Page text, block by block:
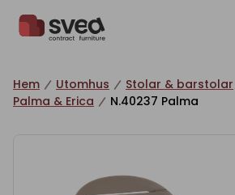
Hem Utomhus Stolar & barstolar
Palma & Erica
N.40237 Palma